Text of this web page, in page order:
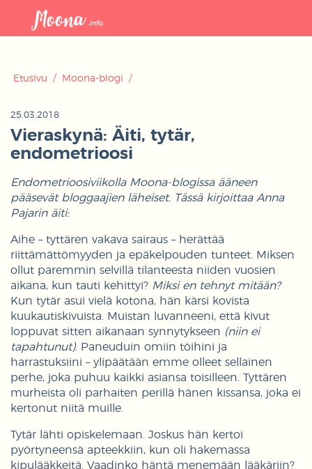
Etusivu / Moona-blogi /
25.03.2018
Vieraskynä: Äiti, tytär,
endometrioosi
Endometrioosiviikolla Moona-blogissa ääneen
pääsevät bloggaajien läheiset. Tässä kirjoittaa Anna
Pajarin äiti:
Aihe – tyttären vakava sairaus – herättää
riittämättömyyden ja epäkelpouden tunteet. Miksen
ollut paremmin selvillä tilanteesta niiden vuosien
aikana, kun tauti kehittyi? Miksi en tehnyt mitään?
Kun tytär asui vielä kotona, hän kärsi kovista
kuukautiskivuista. Muistan luvanneeni, että kivut
loppuvat sitten aikanaan synnytykseen (niin ei
tapahtunut). Paneuduin omiin töihini ja
harrastuksiini – ylipäätään emme olleet sellainen
perhe, joka puhuu kaikki asiansa toisilleen. Tyttären
murheista oli parhaiten perillä hänen kissansa, joka ei
kertonut niitä muille.
Tytär lähti opiskelemaan. Joskus hän kertoi
pyörtyneensä apteekkiin, kun oli hakemassa
kipulääkkeitä. Vaadinko häntä menemään lääkäriin?